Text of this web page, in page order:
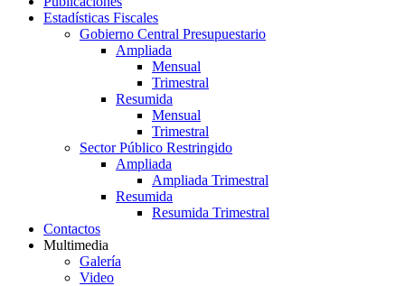
Estadísticas Fiscales
Gobierno Central Presupuestario
Ampliada
Mensual
Trimestral
Resumida
Mensual
Trimestral
Sector Público Restringido
Ampliada
Ampliada Trimestral
Resumida
Resumida Trimestral
Contactos
Multimedia
Galería
Video